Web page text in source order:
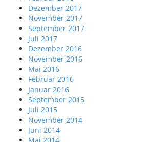
Dezember 2017
November 2017
September 2017
Juli 2017
Dezember 2016
November 2016
Mai 2016
Februar 2016
Januar 2016
September 2015
Juli 2015
November 2014
Juni 2014